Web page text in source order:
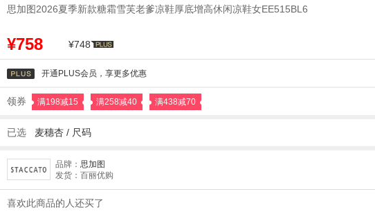
思加图2026夏季新款糖霜雪芙老爹凉鞋厚底增高休闲凉鞋女EE515BL6
¥758 ¥748
开通PLUS会员，享更多优惠
领券 满198减15 满258减40 满438减70
已选 麦穗杏 / 尺码
品牌： 思加图
发货：百丽优购
喜欢此商品的人还买了